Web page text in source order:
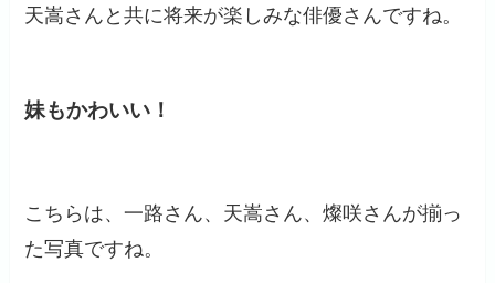
天嵩さんと共に将来が楽しみな俳優さんですね。
妹もかわいい！
こちらは、一路さん、天嵩さん、燦咲さんが揃っ
た写真ですね。